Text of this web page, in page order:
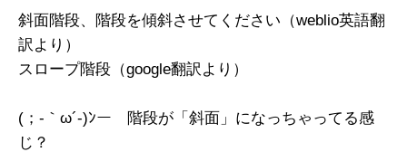
斜面階段、階段を傾斜させてください（weblio英語翻
訳より）
スロープ階段（google翻訳より）
(；-｀ω´-)ﾝー 階段が「斜面」になっちゃってる感
じ？